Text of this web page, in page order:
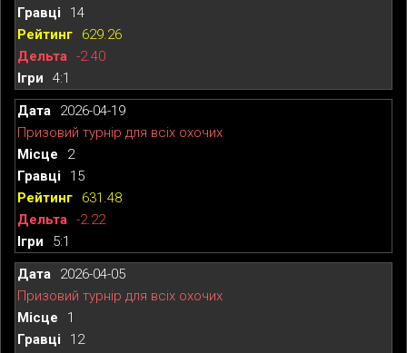
14
629.26
-2.40
4:1
2026-04-19
Призовий турнір для всіх охочих
2
15
631.48
-2.22
5:1
2026-04-05
Призовий турнір для всіх охочих
1
12